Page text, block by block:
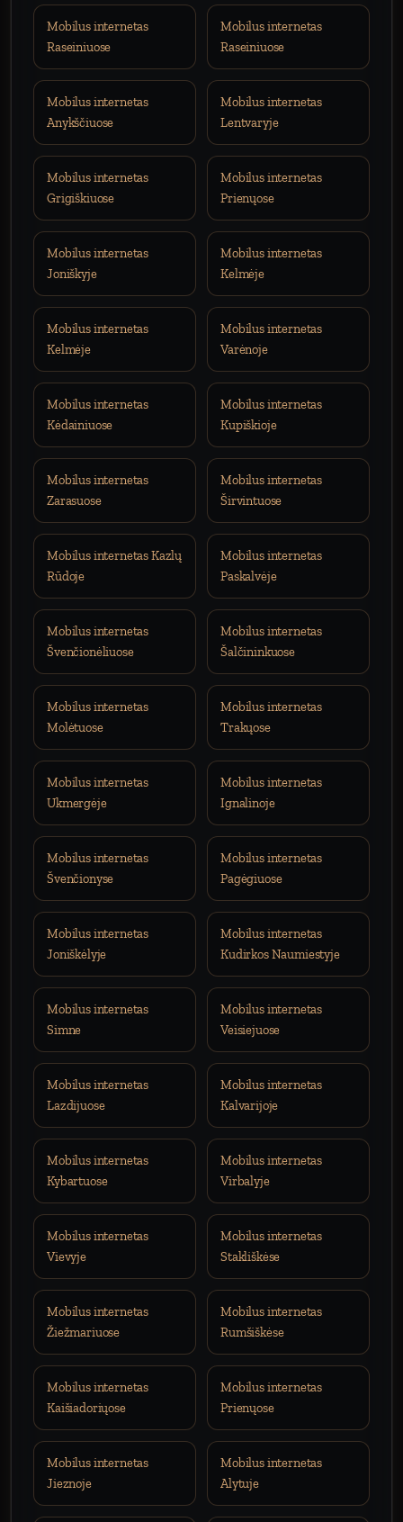
Mobilus internetas
Raseiniuose
Mobilus internetas
Raseiniuose
Mobilus internetas
Anykščiuose
Mobilus internetas
Lentvaryje
Mobilus internetas
Grigiškiuose
Mobilus internetas
Prienųose
Mobilus internetas
Joniškyje
Mobilus internetas
Kelmėje
Mobilus internetas
Kelmėje
Mobilus internetas
Varėnoje
Mobilus internetas
Kėdainiuose
Mobilus internetas
Kupiškioje
Mobilus internetas
Zarasuose
Mobilus internetas
Širvintuose
Mobilus internetas Kazlų
Rūdoje
Mobilus internetas
Paskalvėje
Mobilus internetas
Švenčionėliuose
Mobilus internetas
Šalčininkuose
Mobilus internetas
Molėtuose
Mobilus internetas
Trakųose
Mobilus internetas
Ukmergėje
Mobilus internetas
Ignalinoje
Mobilus internetas
Švenčionyse
Mobilus internetas
Pagėgiuose
Mobilus internetas
Joniškėlyje
Mobilus internetas
Kudirkos Naumiestyje
Mobilus internetas
Simne
Mobilus internetas
Veisiejuose
Mobilus internetas
Lazdijuose
Mobilus internetas
Kalvarijoje
Mobilus internetas
Kybartuose
Mobilus internetas
Virbalyje
Mobilus internetas
Vievyje
Mobilus internetas
Stakliškėse
Mobilus internetas
Žiežmariuose
Mobilus internetas
Rumšiškėse
Mobilus internetas
Kaišiadoriųose
Mobilus internetas
Prienųose
Mobilus internetas
Jieznoje
Mobilus internetas
Alytuje